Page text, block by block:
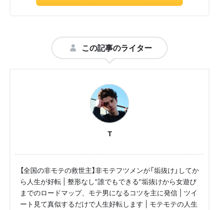
この記事のライター
T
【全国の非モテの救世主】非モテフツメンが「垢抜け」してか
ら人生が好転 | 整形なし"誰でもできる"垢抜けから女遊び
までのロードマップ、モテ男になるコツを主に発信 | ツイ
ート見て真似するだけで人生好転します | モテモテの人生